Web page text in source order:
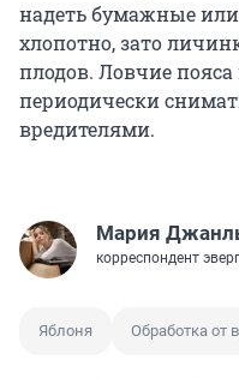
надеть бумажные
хлопотно, зато
плодов. Ловчие
периодически
вредителями.
Мария
корреспондент
Яблоня Обработка от